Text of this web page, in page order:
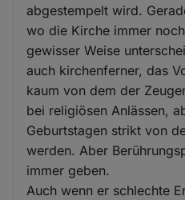
abgestempelt wird.
wo die Kirche immer
gewisser Weise
auch kirchenferner, das
kaum von dem der
bei religiösen Anlässen,
Geburtstagen strikt von
werden. Aber
immer geben.
Auch wenn er schlechte